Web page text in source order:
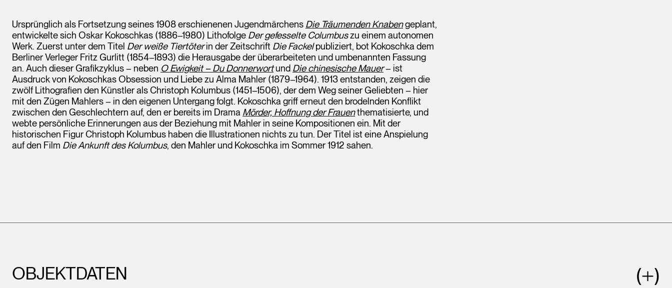
Ursprünglich als Fortsetzung seines 1908 erschienenen Jugendmärchens Die Träumenden Knabengeplant,
entwickelte sich Oskar Kokoschkas (1886–1980) Lithofolge Der gefesselte Columbuszu einem autonomen
Werk. Zuerst unter dem Titel Der weiße Tiertöterin der Zeitschrift Die Fackelpubliziert, bot Kokoschka dem
Berliner Verleger Fritz Gurlitt (1854–1893) die Herausgabe der überarbeiteten und umbenannten Fassung
an. Auch dieser Grafikzyklus – neben O Ewigkeit – Du Donnerwortund Die chinesische Mauer– ist
Ausdruck von Kokoschkas Obsession und Liebe zu Alma Mahler (1879–1964). 1913 entstanden, zeigen die
zwölf Lithografien den Künstler als Christoph Kolumbus (1451–1506), der dem Weg seiner Geliebten – hier
mit den Zügen Mahlers – in den eigenen Untergang folgt. Kokoschka griff erneut den brodelnden Konflikt
zwischen den Geschlechtern auf, den er bereits im Drama Mörder, Hoffnung der Frauenthematisierte, und
webte persönliche Erinnerungen aus der Beziehung mit Mahler in seine Kompositionen ein. Mit der
historischen Figur Christoph Kolumbus haben die Illustrationen nichts zu tun. Der Titel ist eine Anspielung
auf den Film Die Ankunft des Kolumbus, den Mahler und Kokoschka im Sommer 1912 sahen.
OBJEKTDATEN